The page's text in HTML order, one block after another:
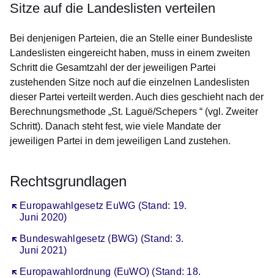
Sitze auf die Landeslisten verteilen
Bei denjenigen Parteien, die an Stelle einer Bundesliste
Landeslisten eingereicht haben, muss in einem zweiten
Schritt die Gesamtzahl der der jeweiligen Partei
zustehenden Sitze noch auf die einzelnen Landeslisten
dieser Partei verteilt werden. Auch dies geschieht nach der
Berechnungsmethode „St. Laguë/Schepers “ (vgl. Zweiter
Schritt). Danach steht fest, wie viele Mandate der
jeweiligen Partei in dem jeweiligen Land zustehen.
Rechtsgrundlagen
Europawahlgesetz EuWG (Stand: 19.
Juni 2020)
Öffnet sich in einem neuen Fenster
Bundeswahlgesetz (BWG) (Stand: 3.
Juni 2021)
Öffnet sich in einem neuen Fenster
Europawahlordnung (EuWO) (Stand: 18.
Öffnet sich in einem neuen Fenster